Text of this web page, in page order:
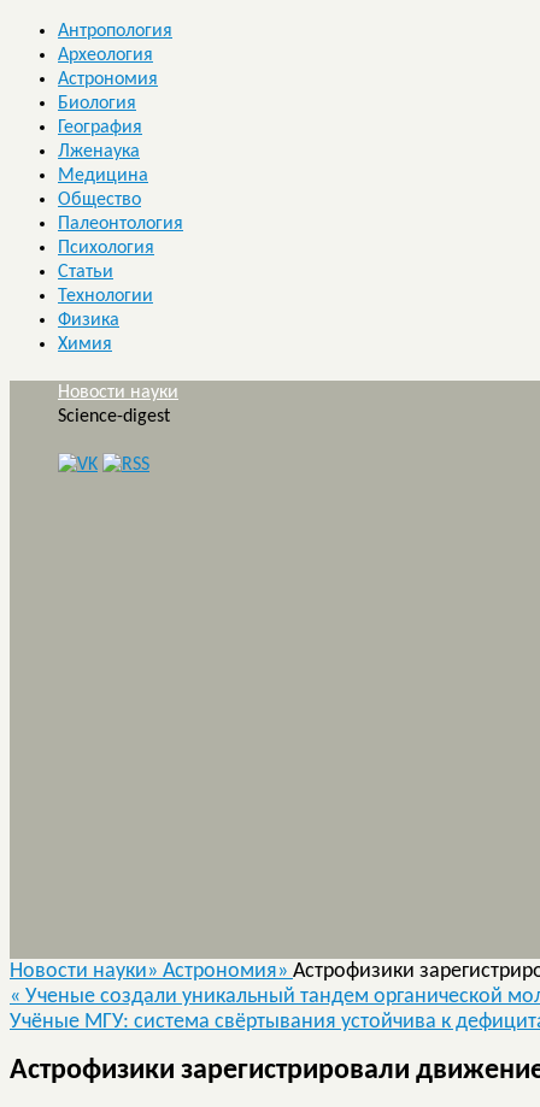
Антропология
Археология
Астрономия
Биология
География
Лженаука
Медицина
Общество
Палеонтология
Психология
Статьи
Технологии
Физика
Химия
Новости науки
Science-digest
Новости науки» Астрономия» Астрофизики
« Ученые создали уникальный тандем органической
Учёные МГУ: система свёртывания устойчива к
Астрофизики зарегистрировали